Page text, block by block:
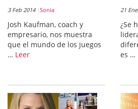
3 Feb 2014 Sonia
Josh Kaufman, coach y
empresario, nos muestra
que el mundo de los juegos
… Leer
21
¿Se
es …